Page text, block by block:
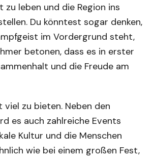
leben und die Region ins
Du könntest sogar denken,
im Vordergrund steht,
betonen, dass es in erster
und die Freude am
viel zu bieten. Neben den
es auch zahlreiche Events
Kultur und die Menschen
wie bei einem großen Fest,